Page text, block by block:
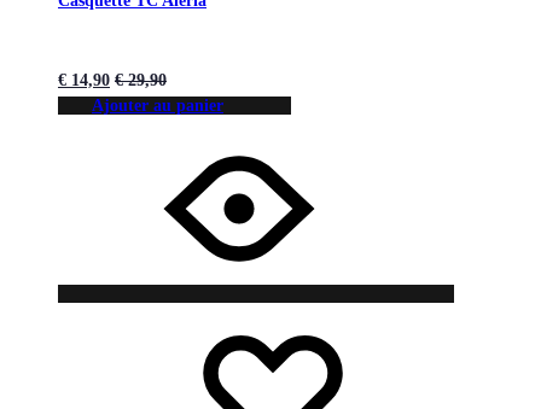
€ 14,90 €29,90
Ajouter au panier